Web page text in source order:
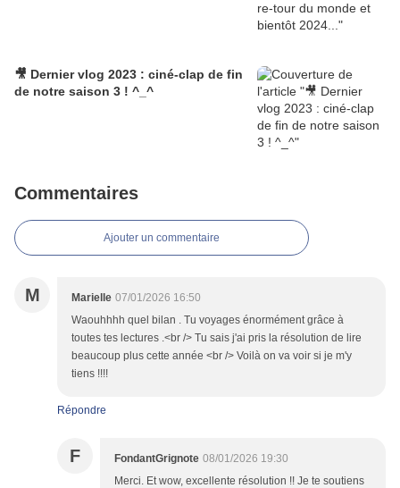
🎥 Dernier vlog 2023 : ciné-clap de fin
de notre saison 3 ! ^_^
Commentaires
Ajouter un commentaire
M Marielle 07/01/2026 16:50
Waouhhhh quel bilan . Tu voyages énormément grâce à
toutes tes lectures .<br /> Tu sais j'ai pris la résolution de lire
beaucoup plus cette année <br /> Voilà on va voir si je m'y
tiens !!!!
Répondre
F FondantGrignote 08/01/2026 19:30
Merci. Et wow, excellente résolution !! Je te soutiens